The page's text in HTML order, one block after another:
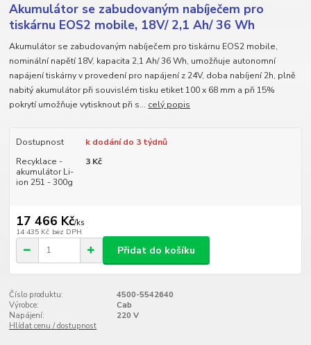
Akumulátor se zabudovaným nabíječem pro
tiskárnu EOS2 mobile, 18V/ 2,1 Ah/ 36 Wh
Akumulátor se zabudovaným nabíječem pro tiskárnu EOS2 mobile,
nominální napětí 18V, kapacita 2,1 Ah/ 36 Wh, umožňuje autonomní
napájení tiskárny v provedení pro napájení z 24V, doba nabíjení 2h, plně
nabitý akumulátor při souvislém tisku etiket 100 x 68 mm a při 15%
pokrytí umožňuje vytisknout při s... celý popis
Dostupnost
k dodání do 3 týdnů
Recyklace -
akumulátor Li-
ion 251 - 300g
3 Kč
17 466 Kč/ks
14 435 Kč bez DPH
Přidat do košíku
Číslo produktu:
4500-5542640
Výrobce:
Cab
Napájení:
220 V
Hlídat cenu / dostupnost